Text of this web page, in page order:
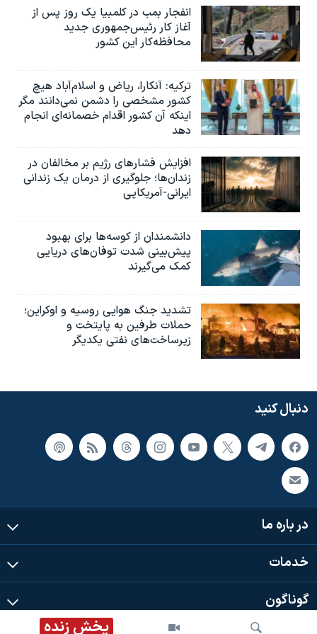
نرگس محمدی برنده جایزه نوبل صلح
همایش محافظه‌کاران آمریکا «سی‌پک»
صفحه‌های ویژه
سفر پرزیدنت ترامپ به چین
پخش زنده
انفجار بمب‌‌ در کلمبیا یک روز پس از
آغاز کار رئیس‌جمهوری جدید
محافظه‌کار این کشور
ترکیه: آنکارا، ریاض و اسلام‌آباد هیچ
کشور مشخصی را دشمن نمی‌دانند مگر
اینکه آن کشور اقدام خصمانه‌ای انجام
دهد
افزایش فشارهای رژیم بر مخالفان در
زندان‌ها؛ جلوگیری از درمان یک زندانی
ایرانی-آمریکایی
دانشمندان از کوسه‌ها برای بهبود
پیش‌بینی شدت توفان‌های دریایی
کمک می‌گیرند
تشدید جنگ هوایی روسیه و اوکراین؛
حملات طرفین به پایتخت‌ و
زیرساخت‌های نفتی یکدیگر
دنبال کنید
در باره ما
خدمات
گوناگون